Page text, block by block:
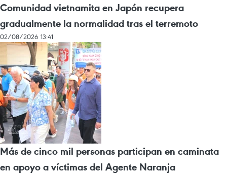
Comunidad vietnamita en Japón recupera
gradualmente la normalidad tras el terremoto
02/08/2026 13:41
Más de cinco mil personas participan en caminata
en apoyo a víctimas del Agente Naranja